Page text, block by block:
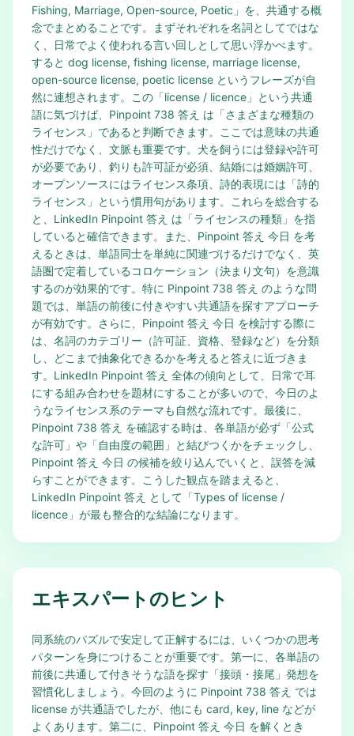
Fishing, Marriage, Open-source, Poetic」を、共通する概
念でまとめることです。まずそれぞれを名詞としてではな
く、日常でよく使われる言い回しとして思い浮かべます。
すると dog license, fishing license, marriage license,
open-source license, poetic license というフレーズが自
然に連想されます。この「license / licence」という共通
語に気づけば、Pinpoint 738 答え は「さまざまな種類の
ライセンス」であると判断できます。ここでは意味の共通
性だけでなく、文脈も重要です。犬を飼うには登録や許可
が必要であり、釣りも許可証が必須、結婚には婚姻許可、
オープンソースにはライセンス条項、詩的表現には「詩的
ライセンス」という慣用句があります。これらを総合する
と、LinkedIn Pinpoint 答え は「ライセンスの種類」を指
していると確信できます。また、Pinpoint 答え 今日 を考
えるときは、単語同士を単純に関連づけるだけでなく、英
語圏で定着しているコロケーション（決まり文句）を意識
するのが効果的です。特に Pinpoint 738 答え のような問
題では、単語の前後に付きやすい共通語を探すアプローチ
が有効です。さらに、Pinpoint 答え 今日 を検討する際に
は、名詞のカテゴリー（許可証、資格、登録など）を分類
し、どこまで抽象化できるかを考えると答えに近づきま
す。LinkedIn Pinpoint 答え 全体の傾向として、日常で耳
にする組み合わせを題材にすることが多いので、今日のよ
うなライセンス系のテーマも自然な流れです。最後に、
Pinpoint 738 答え を確認する時は、各単語が必ず「公式
な許可」や「自由度の範囲」と結びつくかをチェックし、
Pinpoint 答え 今日 の候補を絞り込んでいくと、誤答を減
らすことができます。こうした観点を踏まえると、
LinkedIn Pinpoint 答え として「Types of license /
licence」が最も整合的な結論になります。
エキスパートのヒント
同系統のパズルで安定して正解するには、いくつかの思考
パターンを身につけることが重要です。第一に、各単語の
前後に共通して付きそうな語を探す「接頭・接尾」発想を
習慣化しましょう。今回のように Pinpoint 738 答え では
license が共通語でしたが、他にも card, key, line などが
よくあります。第二に、Pinpoint 答え 今日 を解くとき